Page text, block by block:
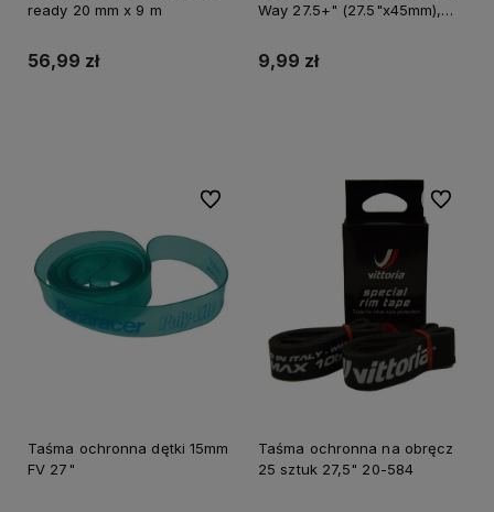
ready 20 mm x 9 m
56,99 zł
Way 27.5+" (27.5"x45mm),
9,99 zł
Taśma ochronna dętki 15mm
FV 27"
Do ulubionych
Taśma ochronna na obręcz
25 sztuk 27,5" 20-584
Do